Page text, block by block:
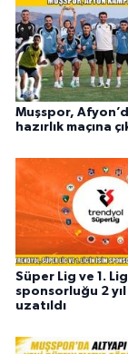
Muşspor,
hazırlık maçına
Süper Lig ve 1.
sponsorluğu 2
uzatıldı